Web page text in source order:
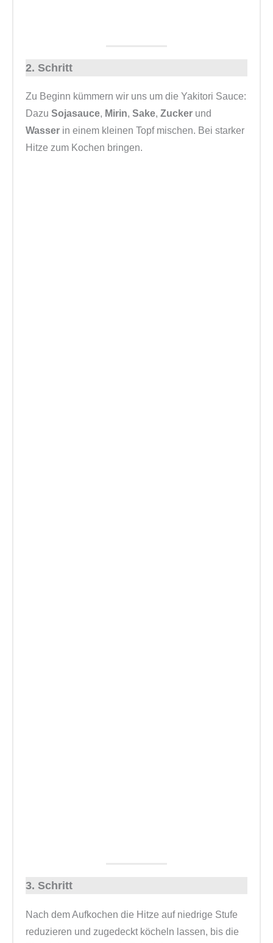
2. Schritt
Zu Beginn kümmern wir uns um die Yakitori Sauce:
Dazu Sojasauce, Mirin, Sake, Zucker und
Wasser in einem kleinen Topf mischen. Bei starker
Hitze zum Kochen bringen.
3. Schritt
Nach dem Aufkochen die Hitze auf niedrige Stufe
reduzieren und zugedeckt köcheln lassen, bis die